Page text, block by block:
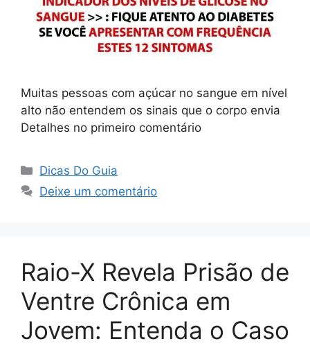
Muitas pessoas com açúcar no sangue em nível
alto não entendem os sinais que o corpo envia
Detalhes no primeiro comentário
Categorias
Dicas Do Guia
Deixe um comentário
Raio-X Revela Prisão de
Ventre Crônica em
Jovem: Entenda o Caso